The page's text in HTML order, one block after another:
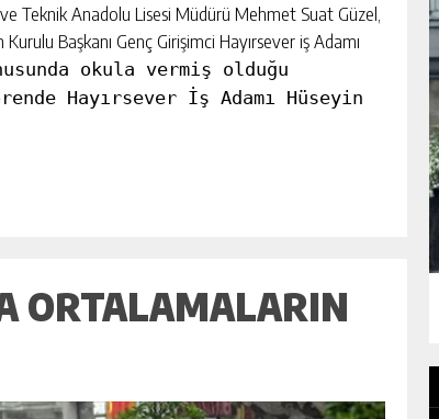
Teknik Anadolu Lisesi Müdürü Mehmet Suat Güzel,
Başkanı Genç Girişimci Hayırsever iş Adamı
okula vermiş olduğu
Hayırsever İş Adamı Hüseyin
ORTALAMALARIN